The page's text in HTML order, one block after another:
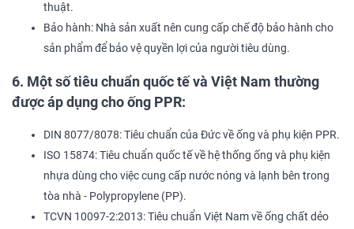
thuật.
Bảo hành: Nhà sản xuất nên cung cấp chế độ bảo hành cho
sản phẩm để bảo vệ quyền lợi của người tiêu dùng.
6. Một số tiêu chuẩn quốc tế và Việt Nam thường
được áp dụng cho ống PPR:
DIN 8077/8078: Tiêu chuẩn của Đức về ống và phụ kiện PPR.
ISO 15874: Tiêu chuẩn quốc tế về hệ thống ống và phụ kiện
nhựa dùng cho việc cung cấp nước nóng và lạnh bên trong
tòa nhà - Polypropylene (PP).
TCVN 10097-2:2013: Tiêu chuẩn Việt Nam về ống chất dẻo